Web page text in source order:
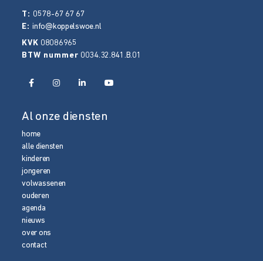
T: 0578-67 67 67
E:info@koppelswoe.nl
KVK 08086965
BTW nummer 0034.32.841.B.01
Al onze diensten
home
alle diensten
kinderen
jongeren
volwassenen
ouderen
agenda
nieuws
over ons
contact